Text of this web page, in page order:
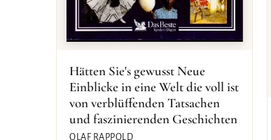
Hätten Sie's gewusst Neue
Einblicke in eine Welt die voll ist
von verblüffenden Tatsachen
und faszinierenden Geschichten
OLAF RAPPOLD